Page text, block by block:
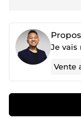
Vente